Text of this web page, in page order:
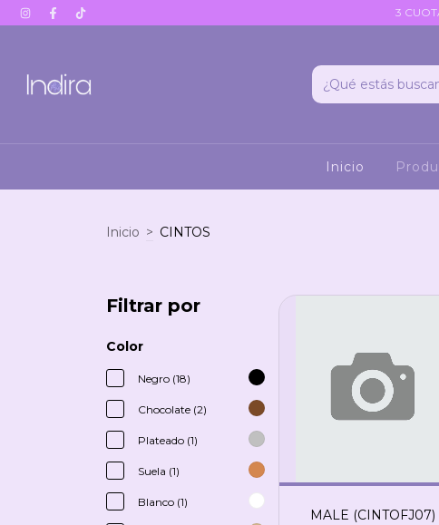
3
Inicio
Inicio > CINTOS
Filtrar por
Color
Negro (18)
Chocolate (2)
Plateado (1)
Suela (1)
Blanco (1)
MALE (CINTOFJ07)